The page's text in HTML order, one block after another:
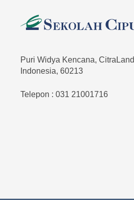
Puri Widya Kencana, CitraLand
Indonesia, 60213
Telepon : 031 21001716